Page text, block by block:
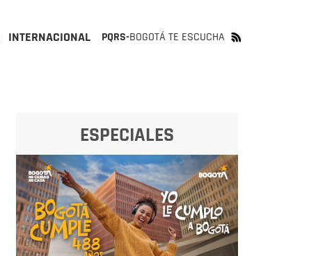
INTERNACIONAL PQRS-BOGOTÁ TE ESCUCHA
ESPECIALES